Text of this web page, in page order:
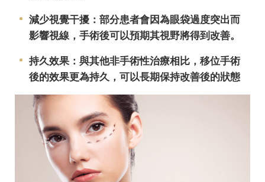
減少視覺干擾：部分患者會因為眼袋過度突出而
影響視線，手術後可以預期其視野將得到改善。
持久效果：與其他非手術性治療相比，移位手術
後的效果更為持久，可以長期保持改善後的狀態